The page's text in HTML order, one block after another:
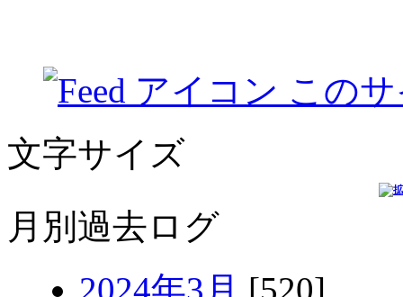
この
文字サイズ
月別過去ログ
2024年3月 [520]